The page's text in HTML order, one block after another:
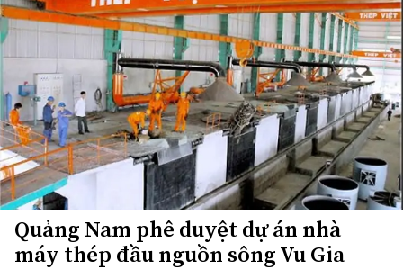
Quảng Nam phê duyệt dự án nhà
máy thép đầu nguồn sông Vu Gia